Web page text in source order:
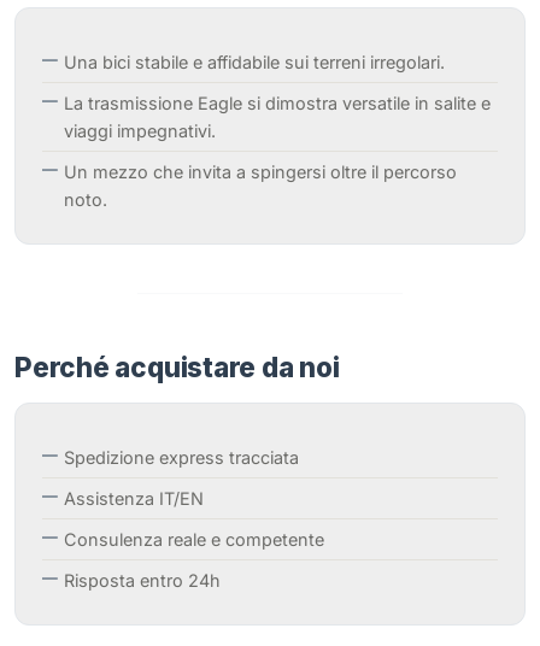
Una bici stabile e affidabile sui terreni irregolari.
La trasmissione Eagle si dimostra versatile in salite e
viaggi impegnativi.
Un mezzo che invita a spingersi oltre il percorso
noto.
Perché acquistare da noi
Spedizione express tracciata
Assistenza IT/EN
Consulenza reale e competente
Risposta entro 24h